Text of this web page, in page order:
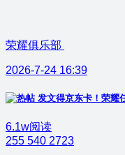
荣耀俱乐部
2026-7-24 16:39
发文得京东卡！荣耀
6.1w阅读
255 540 2723